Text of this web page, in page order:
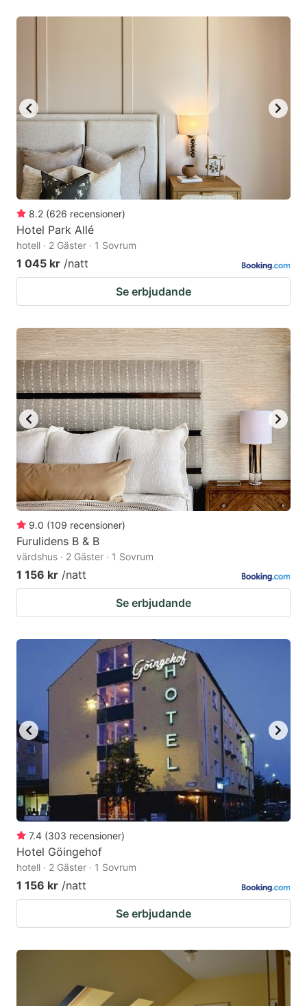
8.2 (626 recensioner)
Hotel Park Allé
hotell · 2 Gäster · 1 Sovrum
1 045 kr /natt
Se erbjudande
9.0 (109 recensioner)
Furulidens B & B
värdshus · 2 Gäster · 1 Sovrum
1 156 kr /natt
Se erbjudande
7.4 (303 recensioner)
Hotel Göingehof
hotell · 2 Gäster · 1 Sovrum
1 156 kr /natt
Se erbjudande